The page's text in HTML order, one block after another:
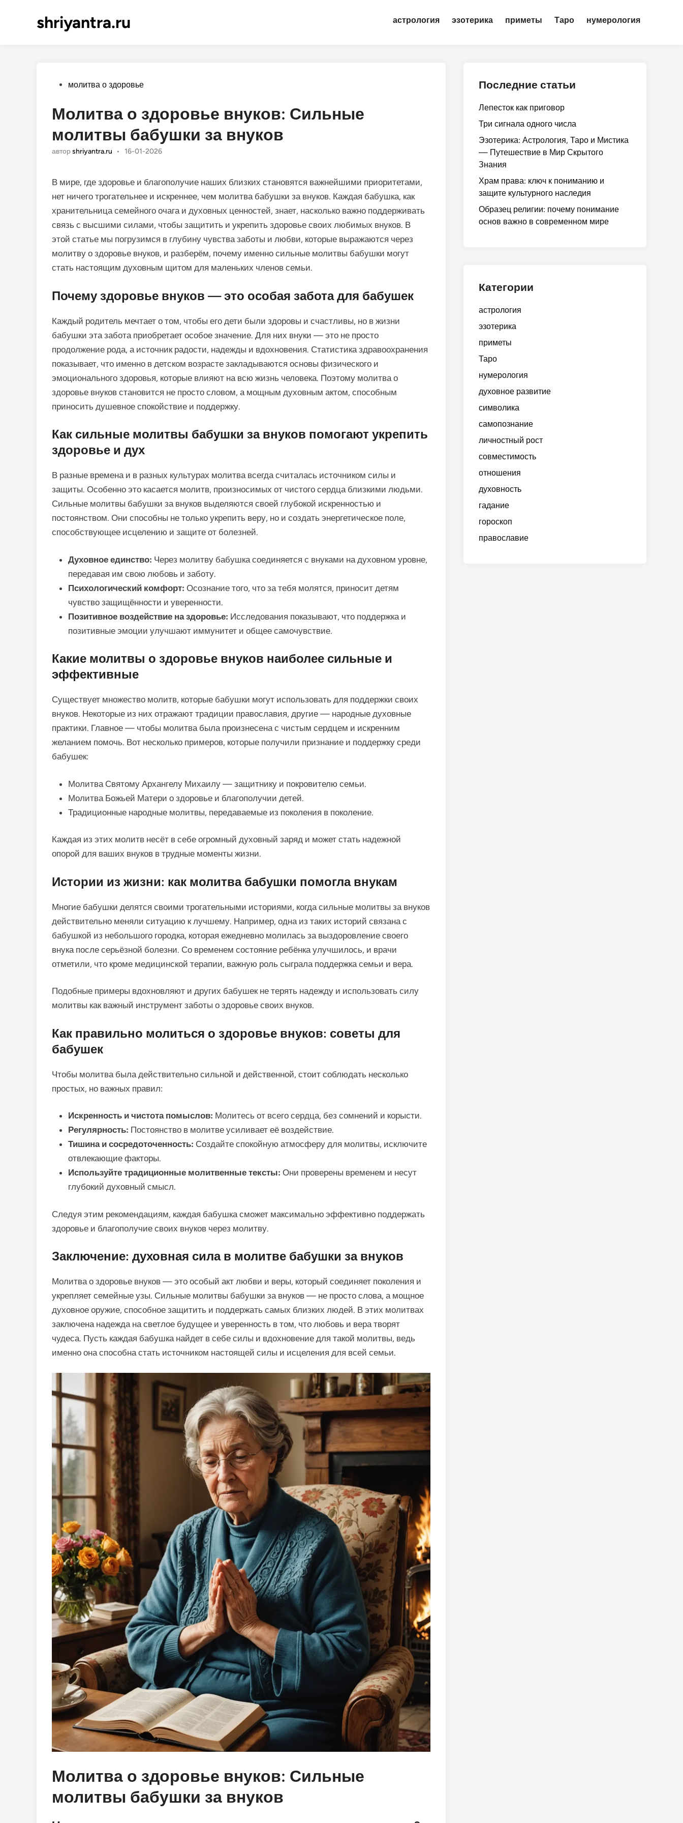
shriyantra.ru астрология эзотерика приметы Таро нумерология
Опубликовано
молитва о здоровье
Молитва о здоровье внуков: Сильные
молитвы бабушки за внуков
автор shriyantra.ru • 16-01-2026
В мире, где здоровье и благополучие наших близких становятся важнейшими приоритетами,
нет ничего трогательнее и искреннее, чем молитва бабушки за внуков. Каждая бабушка, как
хранительница семейного очага и духовных ценностей, знает, насколько важно поддерживать
связь с высшими силами, чтобы защитить и укрепить здоровье своих любимых внуков. В
этой статье мы погрузимся в глубину чувства заботы и любви, которые выражаются через
молитву о здоровье внуков, и разберём, почему именно сильные молитвы бабушки могут
стать настоящим духовным щитом для маленьких членов семьи.
Почему здоровье внуков — это особая забота для бабушек
Каждый родитель мечтает о том, чтобы его дети были здоровы и счастливы, но в жизни
бабушки эта забота приобретает особое значение. Для них внуки — это не просто
продолжение рода, а источник радости, надежды и вдохновения. Статистика здравоохранения
показывает, что именно в детском возрасте закладываются основы физического и
эмоционального здоровья, которые влияют на всю жизнь человека. Поэтому молитва о
здоровье внуков становится не просто словом, а мощным духовным актом, способным
приносить душевное спокойствие и поддержку.
Как сильные молитвы бабушки за внуков помогают укрепить
здоровье и дух
В разные времена и в разных культурах молитва всегда считалась источником силы и
защиты. Особенно это касается молитв, произносимых от чистого сердца близкими людьми.
Сильные молитвы бабушки за внуков выделяются своей глубокой искренностью и
постоянством. Они способны не только укрепить веру, но и создать энергетическое поле,
способствующее исцелению и защите от болезней.
Духовное единство: Через молитву бабушка соединяется с внуками на духовном уровне,
передавая им свою любовь и заботу.
Психологический комфорт: Осознание того, что за тебя молятся, приносит детям
чувство защищённости и уверенности.
Позитивное воздействие на здоровье: Исследования показывают, что поддержка и
позитивные эмоции улучшают иммунитет и общее самочувствие.
Какие молитвы о здоровье внуков наиболее сильные и
эффективные
Существует множество молитв, которые бабушки могут использовать для поддержки своих
внуков. Некоторые из них отражают традиции православия, другие — народные духовные
практики. Главное — чтобы молитва была произнесена с чистым сердцем и искренним
желанием помочь. Вот несколько примеров, которые получили признание и поддержку среди
бабушек:
Молитва Святому Архангелу Михаилу — защитнику и покровителю семьи.
Молитва Божьей Матери о здоровье и благополучии детей.
Традиционные народные молитвы, передаваемые из поколения в поколение.
Каждая из этих молитв несёт в себе огромный духовный заряд и может стать надежной
опорой для ваших внуков в трудные моменты жизни.
Истории из жизни: как молитва бабушки помогла внукам
Многие бабушки делятся своими трогательными историями, когда сильные молитвы за внуков
действительно меняли ситуацию к лучшему. Например, одна из таких историй связана с
бабушкой из небольшого городка, которая ежедневно молилась за выздоровление своего
внука после серьёзной болезни. Со временем состояние ребёнка улучшилось, и врачи
отметили, что кроме медицинской терапии, важную роль сыграла поддержка семьи и вера.
Подобные примеры вдохновляют и других бабушек не терять надежду и использовать силу
молитвы как важный инструмент заботы о здоровье своих внуков.
Как правильно молиться о здоровье внуков: советы для
бабушек
Чтобы молитва была действительно сильной и действенной, стоит соблюдать несколько
простых, но важных правил:
Искренность и чистота помыслов: Молитесь от всего сердца, без сомнений и корысти.
Регулярность: Постоянство в молитве усиливает её воздействие.
Тишина и сосредоточенность: Создайте спокойную атмосферу для молитвы, исключите
отвлекающие факторы.
Используйте традиционные молитвенные тексты: Они проверены временем и несут
глубокий духовный смысл.
Следуя этим рекомендациям, каждая бабушка сможет максимально эффективно поддержать
здоровье и благополучие своих внуков через молитву.
Заключение: духовная сила в молитве бабушки за внуков
Молитва о здоровье внуков — это особый акт любви и веры, который соединяет поколения и
укрепляет семейные узы. Сильные молитвы бабушки за внуков — не просто слова, а мощное
духовное оружие, способное защитить и поддержать самых близких людей. В этих молитвах
заключена надежда на светлое будущее и уверенность в том, что любовь и вера творят
чудеса. Пусть каждая бабушка найдет в себе силы и вдохновение для такой молитвы, ведь
именно она способна стать источником настоящей силы и исцеления для всей семьи.
Молитва о здоровье внуков: Сильные
молитвы бабушки за внуков
Последние статьи
Лепесток как приговор
Три сигнала одного числа
Эзотерика: Астрология, Таро и Мистика
— Путешествие в Мир Скрытого
Знания
Храм права: ключ к пониманию и
защите культурного наследия
Образец религии: почему понимание
основ важно в современном мире
Категории
астрология
эзотерика
приметы
Таро
нумерология
духовное развитие
символика
самопознание
личностный рост
совместимость
отношения
духовность
гадание
гороскоп
православие